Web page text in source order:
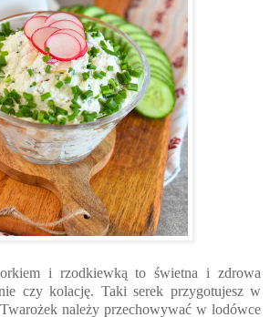
i rzodkiewką to świetna i zdrowa
czy kolację. Taki serek przygotujesz w
należy przechowywać w lodówce